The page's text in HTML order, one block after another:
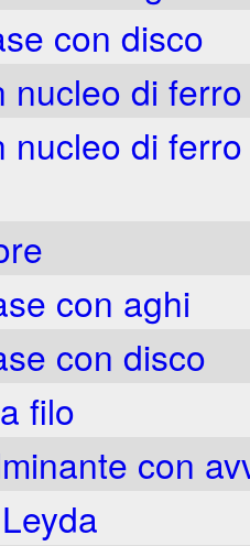
con disco
nucleo di ferro
nucleo di
con aghi
con disco
filo
con